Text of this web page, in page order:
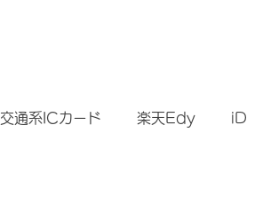
交通系ICカード 楽天Edy iD